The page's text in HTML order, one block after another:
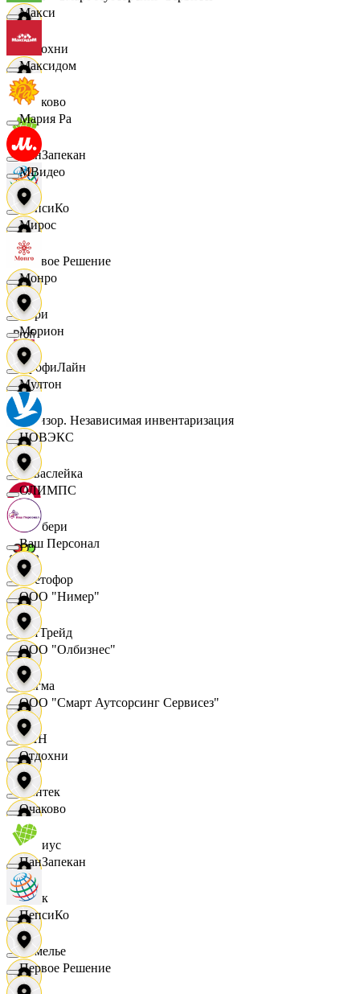
Отдохни
Очаково
ПанЗапекан
ПепсиКо
Первое Решение
Пери
ПрофиЛайн
Ревизор. Независимая инвентаризация
Саваслейка
Самбери
Светофор
СетТрейд
Сигма
СИН
Синтек
Сириус
Смак
Сомелье
Макси
Максидом
Мария Ра
МВидео
Мирос
Монро
Морион
Мултон
НОВЭКС
ОЛИМПС
Ваш Персонал
ООО "Нимер"
ООО "Олбизнес"
ООО "Смарт Аутсорсинг Сервисез"
Отдохни
Очаково
ПанЗапекан
ПепсиКо
Первое Решение